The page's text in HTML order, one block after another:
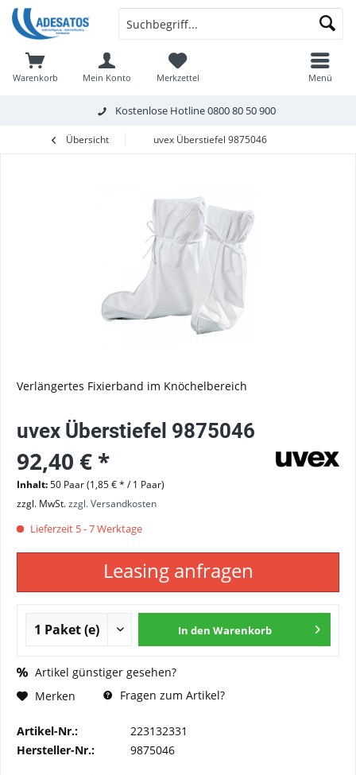
Kostenlose Hotline0800 80 50 900
Warenkorb Merkzettel
Mein Konto Menü
Übersicht uvex Überstiefel 9875046
Verlängertes Fixierband im Knöchelbereich
uvex Überstiefel 9875046
92,40 € *
Inhalt:50 Paar (1,85 € * / 1 Paar)
zzgl. MwSt.zzgl. Versandkosten
Lieferzeit 5 - 7 Werktage
Leasing anfragen
In den Warenkorb
Artikel günstiger gesehen?
Merken
Fragen zum Artikel?
Artikel-Nr.:
223132331
Hersteller-Nr.:
9875046